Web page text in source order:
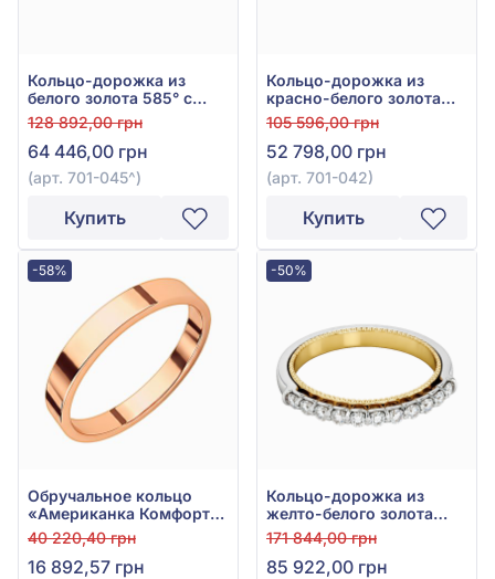
Кольцо-дорожка из
белого золота 585° с
бриллиантами 0,45ct,
арт. 701-045
128 892,00 грн
64 446,00 грн
(арт. 701-045^)
Купить
Кольцо-дорожка из
красно-белого золота
585° с бриллиантами
0,3ct, арт. 701-042
105 596,00 грн
52 798,00 грн
(арт. 701-042)
Купить
-58%
Обручальное кольцо
«Американка Комфорт»
из красного золота 585°
без вставки, арт. КОА
140со
40 220,40 грн
16 892,57 грн
-50%
Кольцо-дорожка из
желто-белого золота
585° с бриллиантами
0,38ct, арт. 701-044*
171 844,00 грн
85 922,00 грн